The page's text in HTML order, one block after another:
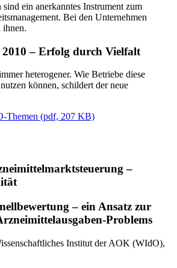
ein anerkanntes Instrument zum
Bei den Unternehmen
ihnen.
2010 – Erfolg durch Vielfalt
heterogener. Wie Betriebe diese
können, schildert der neue
Themen (pdf, 207 KB)
–
– ein Ansatz zur
Problems
Institut der AOK (WIdO),